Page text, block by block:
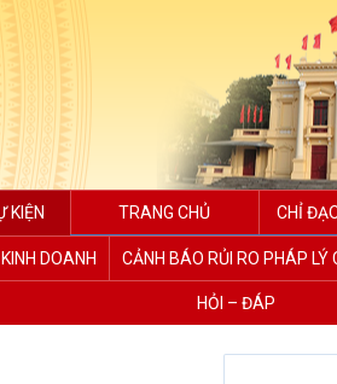
KIỆN TRANG CHỦ CHỈ
DOANH CẢNH BÁO RỦI RO PHÁP LÝ
HỎI – ĐÁP